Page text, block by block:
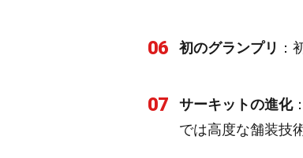
06 初のグランプリ ：
07 サーキットの進化
では高度な舗装技